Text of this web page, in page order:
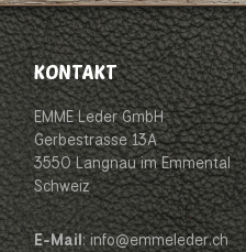
KONTAKT
EMME Leder GmbH
Gerbestrasse 13A
3550 Langnau im Emmental
Schweiz
E-Mail: info@emmeleder.ch